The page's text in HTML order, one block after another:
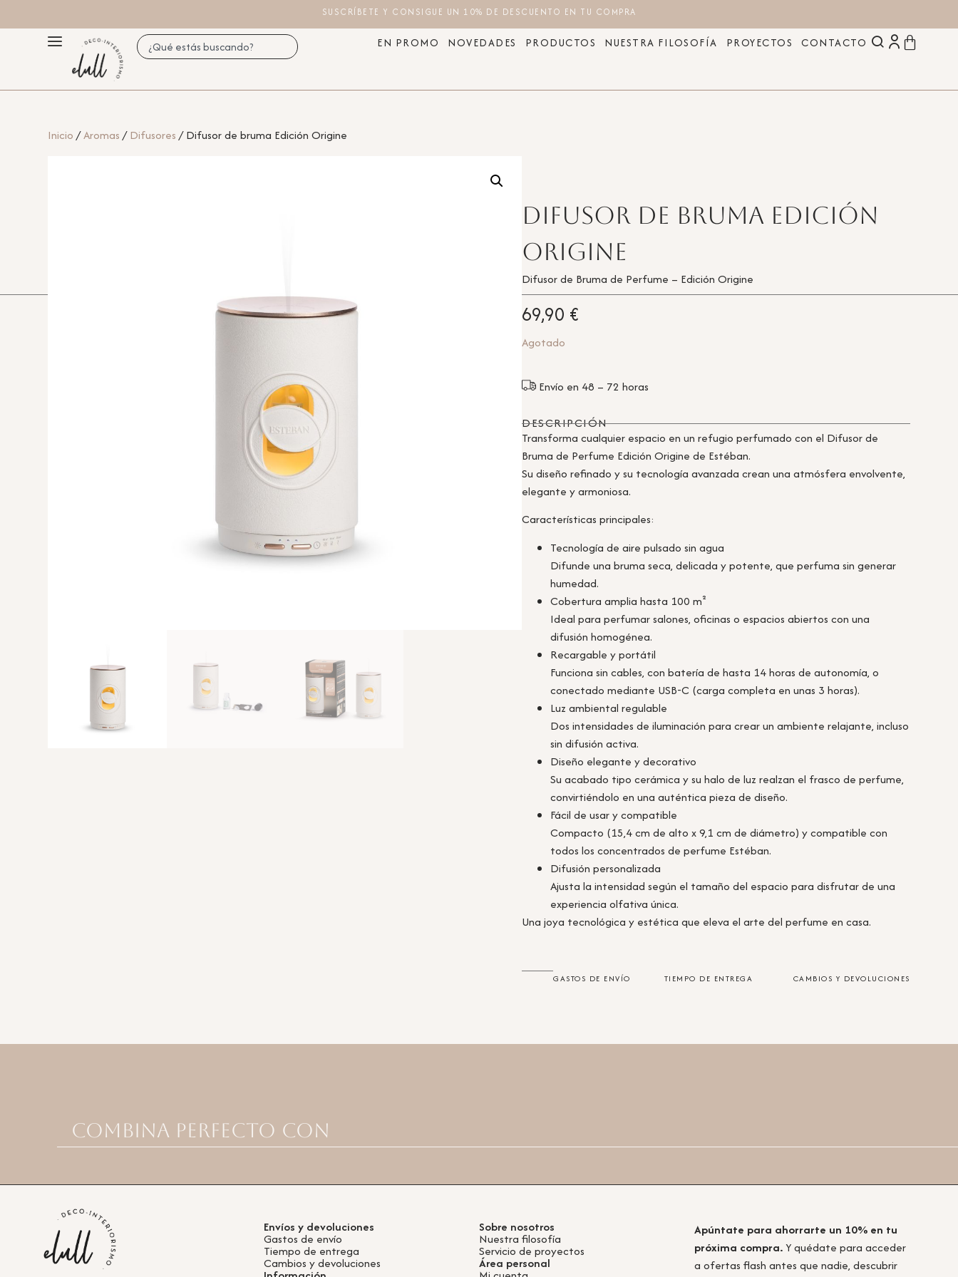
SUSCRÍBETE Y CONSIGUE UN 10% DE DESCUENTO EN TU COMPRA
EN PROMO NOVEDADES PRODUCTOS NUESTRA FILOSOFÍA PROYECTOS CONTACTO
Inicio /Aromas /Difusores / Difusor de bruma Edición Origine
Difusor de bruma Edición
Origine
Difusor de Bruma de Perfume – Edición Origine
69,90 €
Agotado
Envío en 48 – 72 horas
DESCRIPCIÓN
Transforma cualquier espacio en un refugio perfumado con el Difusor de
Bruma de Perfume Edición Origine de Estéban.
Su diseño refinado y su tecnología avanzada crean una atmósfera envolvente,
elegante y armoniosa.
Características principales:
Tecnología de aire pulsado sin agua
Difunde una bruma seca, delicada y potente, que perfuma sin generar
humedad.
Cobertura amplia hasta 100 m²
Ideal para perfumar salones, oficinas o espacios abiertos con una
difusión homogénea.
Recargable y portátil
Funciona sin cables, con batería de hasta 14 horas de autonomía, o
conectado mediante USB-C (carga completa en unas 3 horas).
Luz ambiental regulable
Dos intensidades de iluminación para crear un ambiente relajante, incluso
sin difusión activa.
Diseño elegante y decorativo
Su acabado tipo cerámica y su halo de luz realzan el frasco de perfume,
convirtiéndolo en una auténtica pieza de diseño.
Fácil de usar y compatible
Compacto (15,4 cm de alto x 9,1 cm de diámetro) y compatible con
todos los concentrados de perfume Estéban.
Difusión personalizada
Ajusta la intensidad según el tamaño del espacio para disfrutar de una
experiencia olfativa única.
Una joya tecnológica y estética que eleva el arte del perfume en casa.
GASTOS DE ENVÍO TIEMPO DE ENTREGA CAMBIOS Y DEVOLUCIONES
Combina perfecto con
Envíos y devoluciones
Gastos de envío
Tiempo de entrega
Cambios y devoluciones
Sobre nosotros
Nuestra filosofía
Servicio de proyectos
Área personal
Apúntate para ahorrarte un 10% en tu
próxima compra.Y quédate para acceder
a ofertas flash antes que nadie, descubrir